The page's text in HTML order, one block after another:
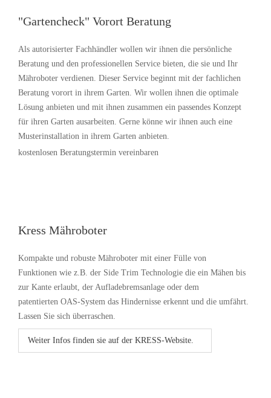
"Gartencheck" Vorort Beratung
Als autorisierter Fachhändler wollen wir ihnen die persönliche
Beratung und den professionellen Service bieten, die sie und Ihr
Mähroboter verdienen. Dieser Service beginnt mit der fachlichen
Beratung vorort in ihrem Garten. Wir wollen ihnen die optimale
Lösung anbieten und mit ihnen zusammen ein passendes Konzept
für ihren Garten ausarbeiten. Gerne könne wir ihnen auch eine
Musterinstallation in ihrem Garten anbieten.
kostenlosen Beratungstermin vereinbaren
Kress Mähroboter
Kompakte und robuste Mähroboter mit einer Fülle von
Funktionen wie z.B. der Side Trim Technologie die ein Mähen bis
zur Kante erlaubt, der Aufladebremsanlage oder dem
patentierten OAS-System das Hindernisse erkennt und die umfährt.
Lassen Sie sich überraschen.
Weiter Infos finden sie auf der KRESS-Website.